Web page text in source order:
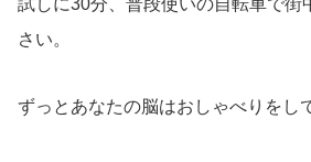
さい。
ずっとあなたの脳はおしゃべりをし